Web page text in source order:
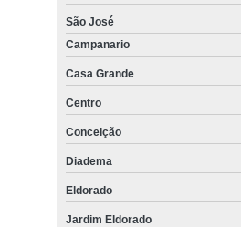
São José
Campanario
Casa Grande
Centro
Conceição
Diadema
Eldorado
Jardim Eldorado